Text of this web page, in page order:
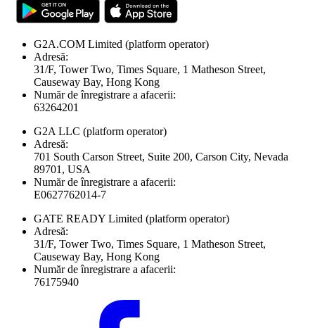
G2A.COM Limited (platform operator)
Adresă:
31/F, Tower Two, Times Square, 1 Matheson Street,
Causeway Bay, Hong Kong
Număr de înregistrare a afacerii:
63264201
G2A LLC (platform operator)
Adresă:
701 South Carson Street, Suite 200, Carson City, Nevada
89701, USA
Număr de înregistrare a afacerii:
E0627762014-7
GATE READY Limited (platform operator)
Adresă:
31/F, Tower Two, Times Square, 1 Matheson Street,
Causeway Bay, Hong Kong
Număr de înregistrare a afacerii:
76175940